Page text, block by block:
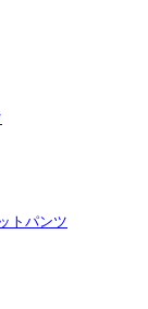
トパンツ